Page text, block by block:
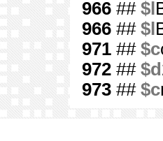
966 ## $l
966 ## $l
971 ## $c
972 ## $d
973 ## $c